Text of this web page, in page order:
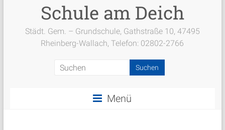
Schule am Deich
Städt. Gem. – Grundschule, Gathstraße 10, 47495
Rheinberg-Wallach, Telefon: 02802-2766
Menü